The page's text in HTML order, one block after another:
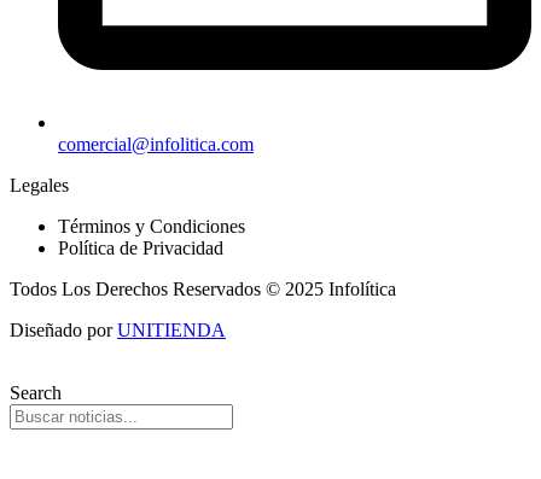
comercial@infolitica.com
Legales
Términos y Condiciones
Política de Privacidad
Todos Los Derechos Reservados © 2025 Infolítica
Diseñado porUNITIENDA
Search